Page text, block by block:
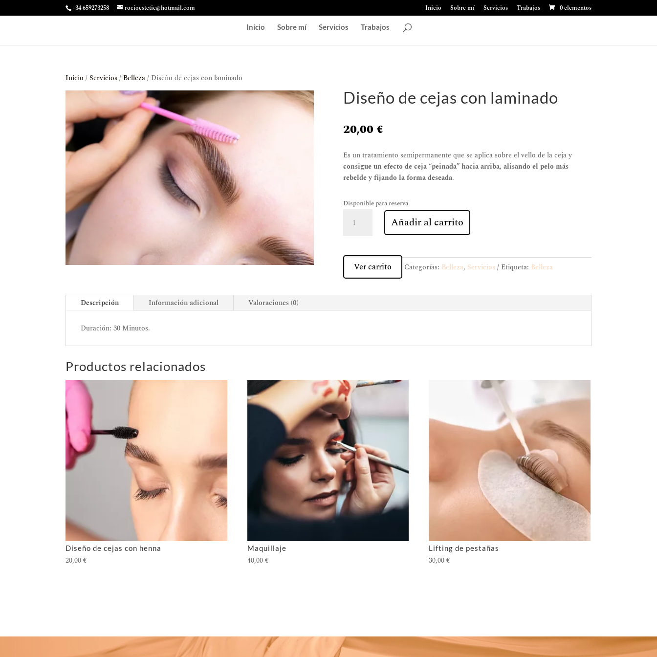
+34 659273258 rocioestetic@hotmail.com Inicio Sobre mí Servicios Trabajos 0 elementos
Inicio Sobre mí Servicios Trabajos
Inicio /Servicios/ Belleza/ Diseño de cejas con laminado
Diseño de cejas con laminado
20,00 €
Es un tratamiento semipermanente que se aplica sobre el vello de la ceja y
consigue un efecto de ceja “peinada” hacia arriba, alisando el pelo más
rebelde y fijando la forma deseada.
Disponible para reserva
laminado
cantidad
Añadir al carrito
Ver carrito Categorías: Belleza, Servicios Etiqueta: Belleza
Descripción Información adicional Valoraciones (0)
Duración: 30 Minutos.
Productos relacionados
Diseño de cejas con henna
20,00€
Maquillaje
40,00€
Lifting de pestañas
30,00€